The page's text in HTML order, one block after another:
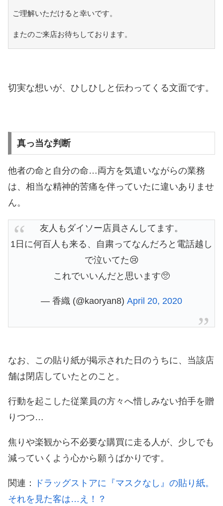
ご理解いただけると幸いです。
またのご来店お待ちしております。
切実な想いが、ひしひしと伝わってくる文面です。
真っ当な判断
他者の命と自分の命…両方を気遣いながらの業務
は、相当な精神的苦痛を伴っていたに違いありませ
ん。
友人もダイソー店員さんしてます。
1日に何百人も来る、自粛ってなんだろと電話越し
で泣いてた😢
これでいいんだと思います🥺
— 香織 (@kaoryan8) April 20, 2020
なお、この貼り紙が掲示された日のうちに、当該店
舗は閉店していたとのこと。
行動を起こした従業員の方々へ惜しみない拍手を贈
りつつ…
焦りや楽観から不必要な購買に走る人が、少しでも
減っていくよう心から願うばかりです。
関連：
ドラッグストアに『マスクなし』の貼り紙。
それを見た客は…え！？